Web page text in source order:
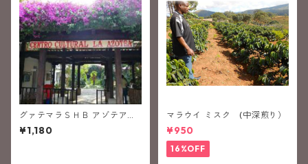
グァテマラＳＨＢ アゾテア
(中深煎り）
¥1,180
マラウイ ミスク (中深煎り）
¥950
16%OFF